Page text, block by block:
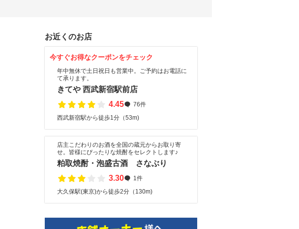
お近くのお店
今すぐお得なクーポンをチェック
年中無休で土日祝日も営業中。ご予約はお電話に
て承ります。
きてや 西武新宿駅前店
4.45
76件
西武新宿駅から徒歩1分（53m)
店主こだわりのお酒を全国の蔵元からお取り寄
せ。皆様にぴったりな焼酎をセレクトします♪
粕取焼酎・泡盛古酒 さなぶり
3.30
1件
大久保駅(東京)から徒歩2分（130m)